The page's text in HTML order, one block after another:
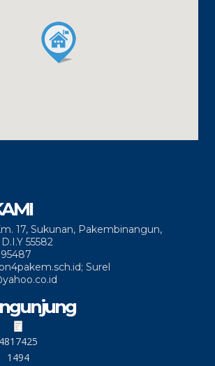
17, Sukunan, Pakembinangun,
55582
Surel
4817425
1494